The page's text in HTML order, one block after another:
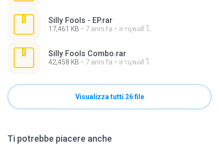
Silly Fools - EP.rar
17,461 KB 7 anni fa สานุพงศ์ โ.
Silly Fools Combo.rar
42,458 KB 7 anni fa สานุพงศ์ โ.
Visualizza tutti 26 file
Ti potrebbe piacere anche